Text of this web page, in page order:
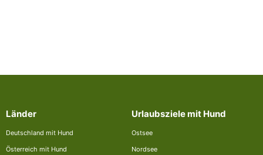
Länder
Deutschland mit Hund
Österreich mit Hund
Urlaubsziele mit Hund
Ostsee
Nordsee